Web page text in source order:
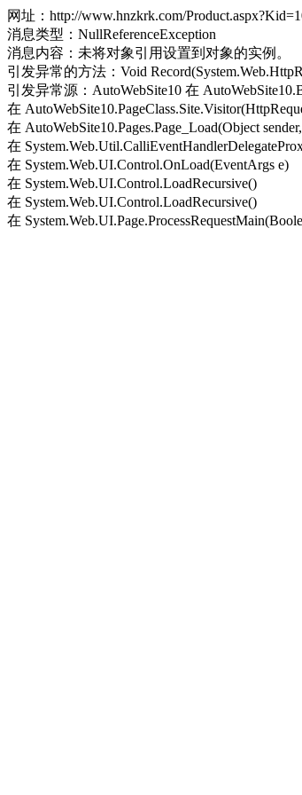
网址：http://www.hnzkrk.com/
消息类型：NullReferenceException
消息内容：未将对象引用设置到对象的实例。
引发异常的方法：Void
引发异常源：AutoWebSite10 在
在
在 AutoWebSite10.Pages.Page_Load(Object
在
在 System.Web.UI.Control.OnLoad(EventArgs e)
在 System.Web.UI.Control.LoadRecursive()
在 System.Web.UI.Control.LoadRecursive()
在